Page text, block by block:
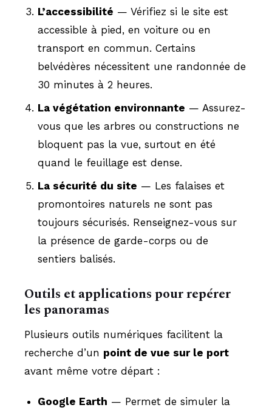
L’accessibilité — Vérifiez si le site est
accessible à pied, en voiture ou en
transport en commun. Certains
belvédères nécessitent une randonnée de
30 minutes à 2 heures.
La végétation environnante — Assurez-
vous que les arbres ou constructions ne
bloquent pas la vue, surtout en été
quand le feuillage est dense.
La sécurité du site — Les falaises et
promontoires naturels ne sont pas
toujours sécurisés. Renseignez-vous sur
la présence de garde-corps ou de
sentiers balisés.
Outils et applications pour repérer
les panoramas
Plusieurs outils numériques facilitent la
recherche d’un point de vue sur le port
avant même votre départ :
Google Earth — Permet de simuler la